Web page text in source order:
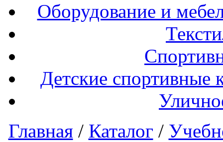
Оборудование и
Детские спортивные
Главная/ Каталог /